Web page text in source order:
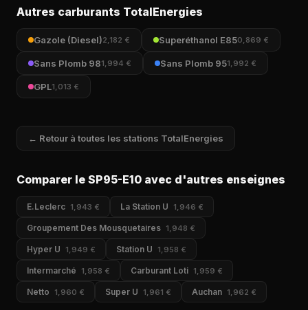
Autres carburants TotalEnergies
Gazole (Diesel)2,182 € Superéthanol E850,869 €
Sans Plomb 981,994 € Sans Plomb 951,992 €
GPL1,013 €
← Retour à toutes les stations TotalEnergies
Comparer le SP95-E10 avec d'autres enseignes
E.Leclerc 1,943 € La Station U 1,946 €
Groupement Des Mousquetaires 1,948 €
Hyper U 1,949 € Station U 1,958 €
Intermarché 1,958 € Carburant Loti 1,959 €
Netto 1,960 € Super U 1,961 € Auchan 1,962 €